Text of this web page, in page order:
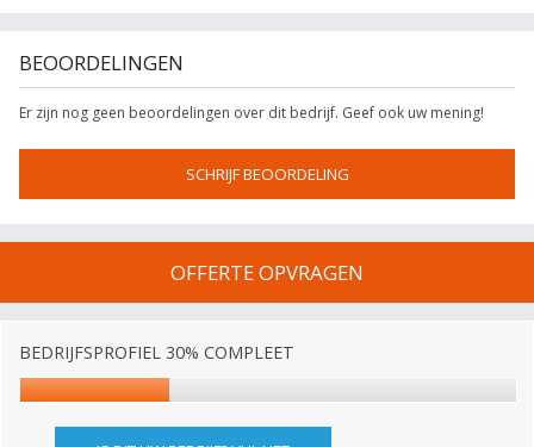
BEOORDELINGEN
Er zijn nog geen beoordelingen over dit bedrijf. Geef ook uw mening!
SCHRIJF BEOORDELING
OFFERTE OPVRAGEN
BEDRIJFSPROFIEL 30% COMPLEET